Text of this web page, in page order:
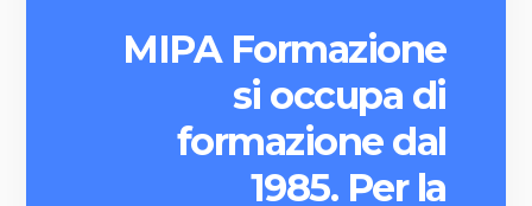
MIPA Formazione
si occupa di
formazione dal
1985. Per la